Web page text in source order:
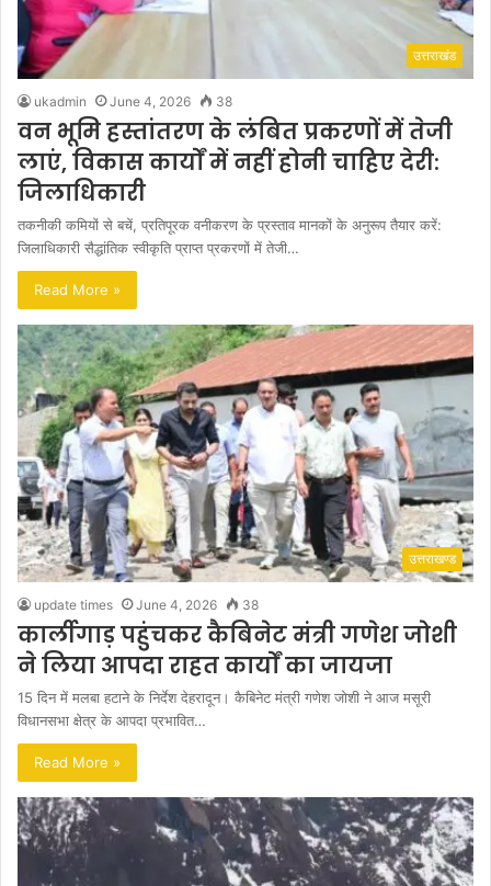
उत्तराखंड
ukadmin June 4, 2026 38
वन भूमि हस्तांतरण के लंबित प्रकरणों में तेजी
लाएं, विकास कार्यों में नहीं होनी चाहिए देरी:
जिलाधिकारी
तकनीकी कमियों से बचें, प्रतिपूरक वनीकरण के प्रस्ताव मानकों के अनुरूप तैयार करें:
जिलाधिकारी सैद्धांतिक स्वीकृति प्राप्त प्रकरणों में तेजी…
Read More »
उत्तराखण्ड
update times June 4, 2026 38
कार्लीगाड़ पहुंचकर कैबिनेट मंत्री गणेश जोशी
ने लिया आपदा राहत कार्यों का जायजा
15 दिन में मलबा हटाने के निर्देश देहरादून। कैबिनेट मंत्री गणेश जोशी ने आज मसूरी
विधानसभा क्षेत्र के आपदा प्रभावित…
Read More »